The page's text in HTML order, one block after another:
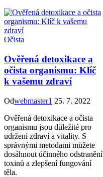
Očista
Ověřená detoxikace a
očista organismu: Klíč
k vašemu zdraví
Odwebmaster1 25. 7. 2022
Ověřená detoxikace a očista
organismu jsou důležité pro
udržení zdraví a vitality. S
správnými metodami můžete
dosáhnout účinného odstranění
toxinů a zlepšení fungování
těla.